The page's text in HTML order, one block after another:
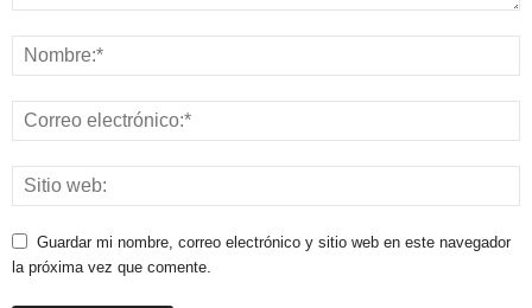
Guardar mi nombre, correo electrónico y sitio web en este navegador
la próxima vez que comente.